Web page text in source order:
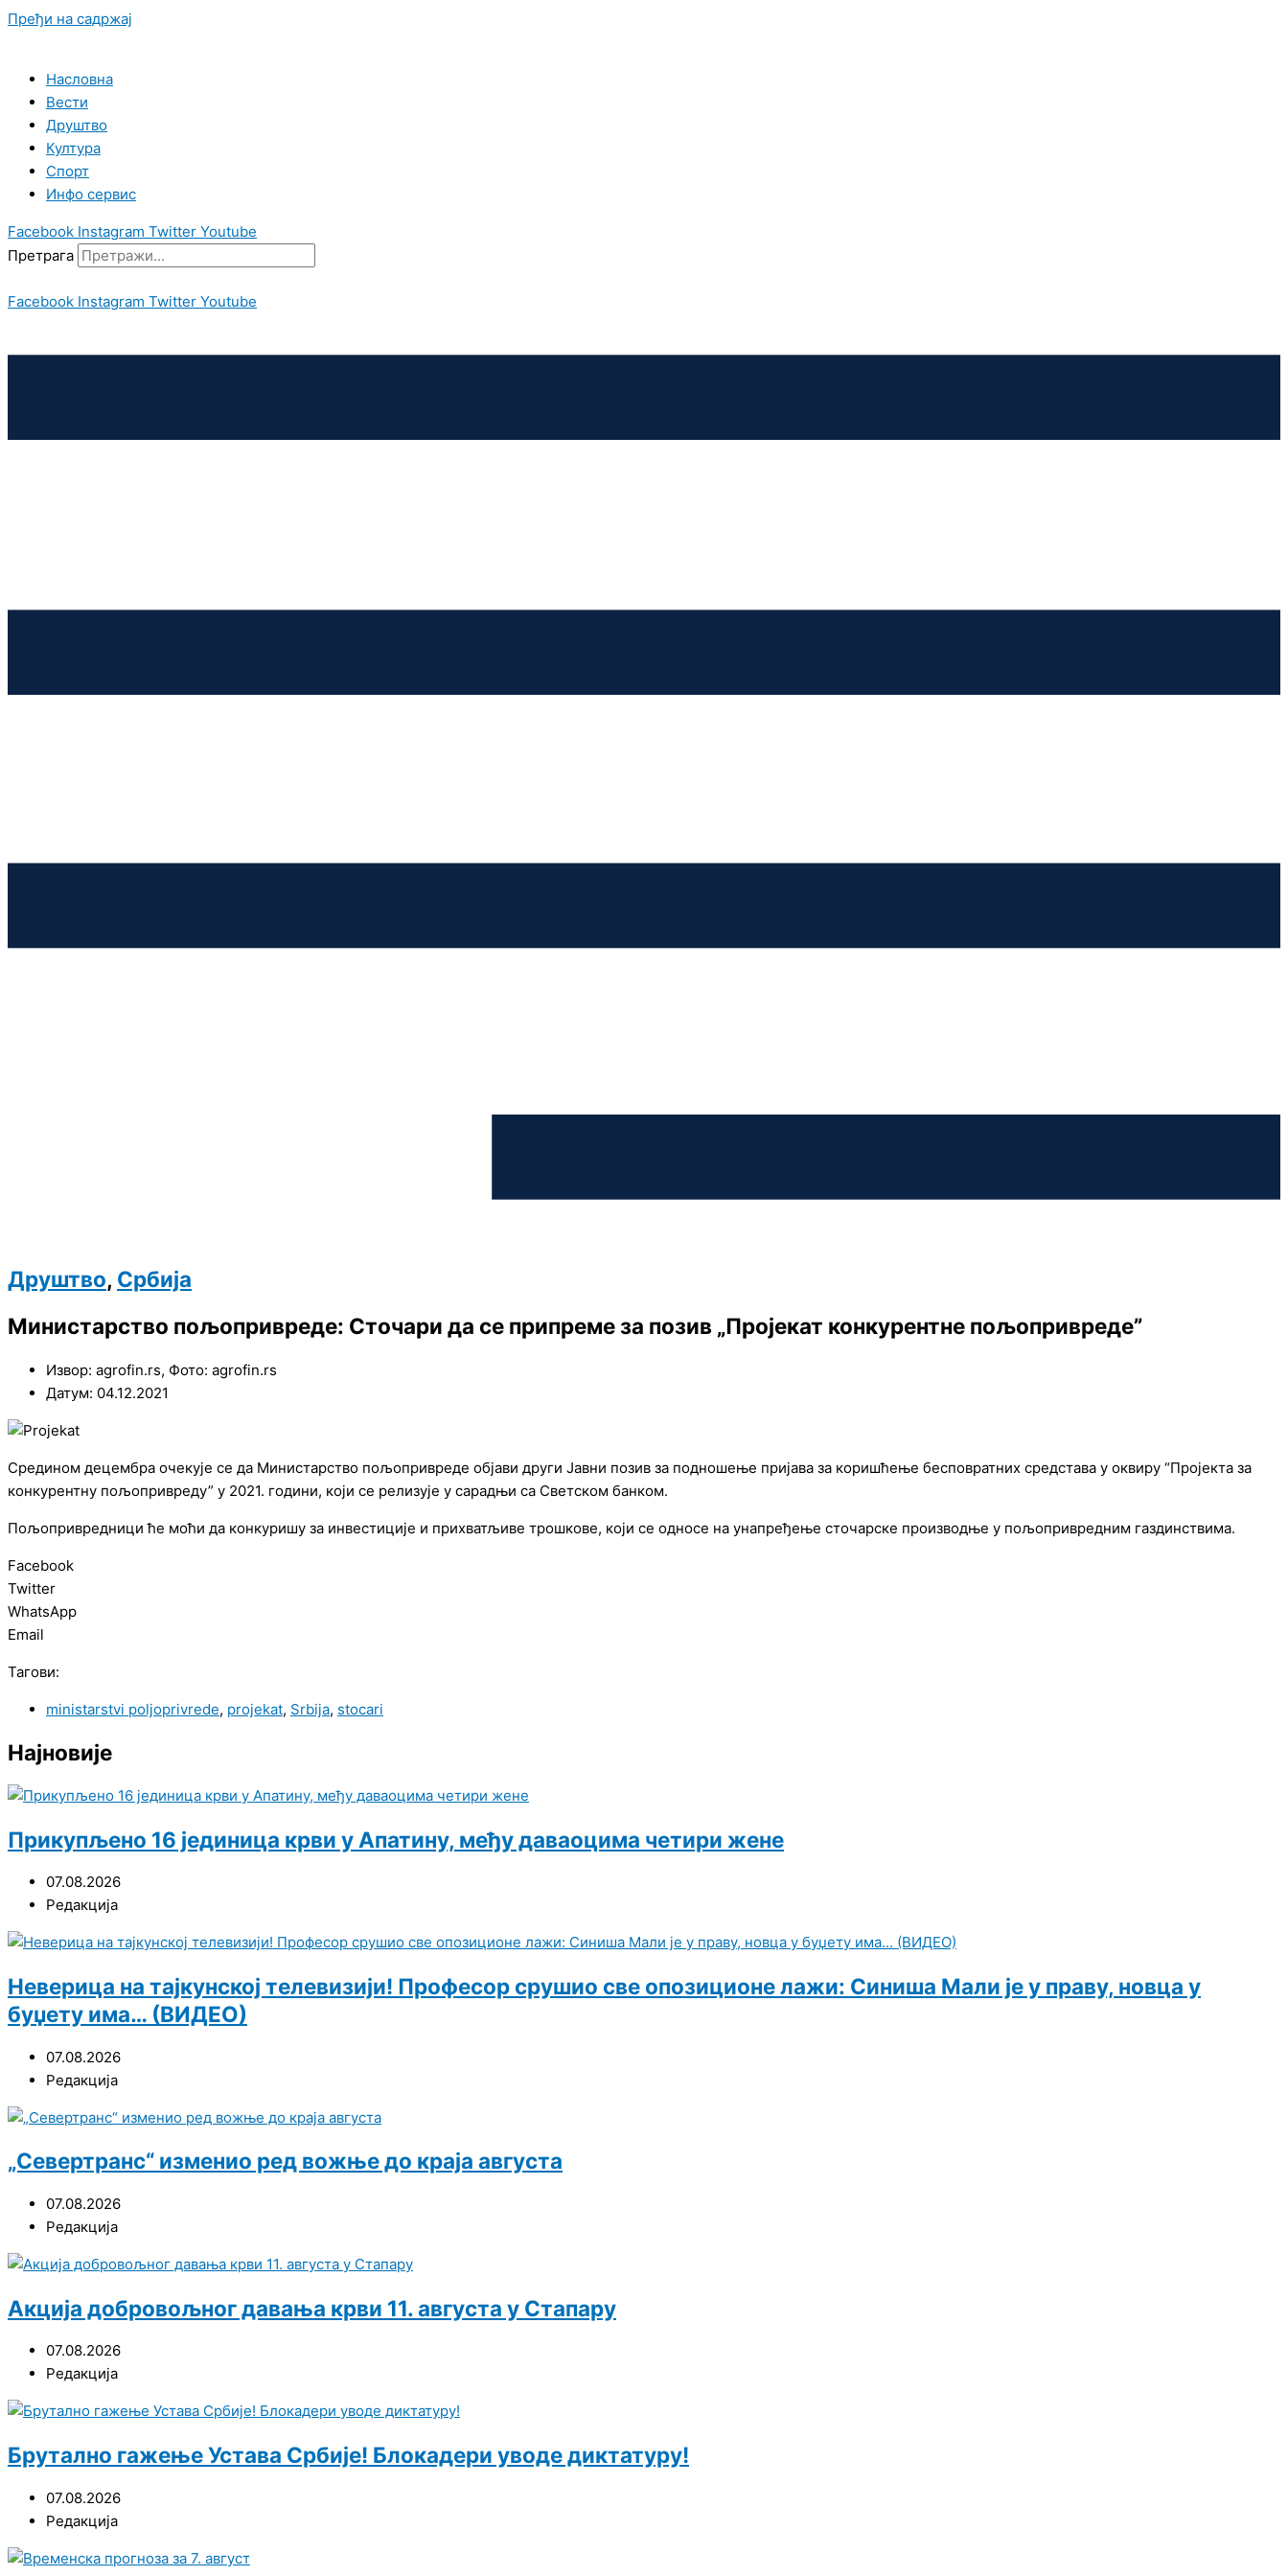
Пређи на садржај
Насловна
Вести
Друштво
Култура
Спорт
Инфо сервис
Facebook Instagram Twitter Youtube
Претрага
Facebook Instagram Twitter Youtube
Друштво, Србија
Министарство пољопривреде: Сточари да се припреме за позив „Пројекат конкурентне пољопривреде”
Извор: agrofin.rs, Фото: agrofin.rs
Датум: 04.12.2021
Средином децембра очекује се да Министарство пољопривреде објави други Јавни позив за подношење пријава за коришћење бесповратних средстава у оквиру “Пројекта за
конкурентну пољопривреду” у 2021. години, који се релизује у сарадњи са Светском банком.
Пољопривредници ће моћи да конкуришу за инвестиције и прихватљиве трошкове, који се односе на унапређење сточарске производње у пољопривредним газдинствима.
Facebook
Twitter
WhatsApp
Email
Тагови:
ministarstvi poljoprivrede, projekat, Srbija, stocari
Најновије
Прикупљено 16 јединица крви у Апатину, међу даваоцима четири жене
07.08.2026
Редакција
Неверица на тајкунској телевизији! Професор срушио све опозиционе лажи: Синиша Мали је у праву, новца у
буџету има… (ВИДЕО)
07.08.2026
Редакција
„Севертранс“ изменио ред вожње до краја августа
07.08.2026
Редакција
Акција добровољног давања крви 11. августа у Стапару
07.08.2026
Редакција
Брутално гажење Устава Србије! Блокадери уводе диктатуру!
07.08.2026
Редакција